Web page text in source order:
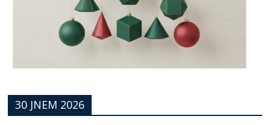
30 JNEM 2026